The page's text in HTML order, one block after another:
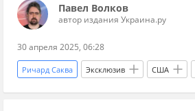
международные отношения
эксперты военный эксперт
Павел Волков
автор издания Украина.ру
30 апреля 2025, 06:28
Ричард Саква Эксклюзив США
Россия БРИКС ООН ЕС